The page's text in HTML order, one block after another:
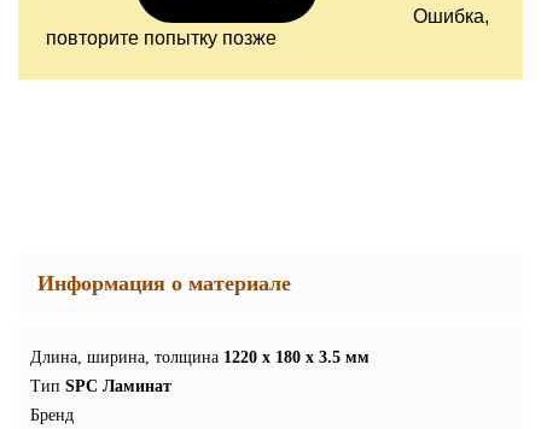
Ошибка,
повторите попытку позже
Информация о материале
Длина, ширина, толщина 1220 x 180 x 3.5 мм
Тип SPC Ламинат
Бренд